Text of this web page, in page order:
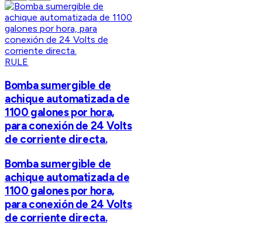
RULE
Bomba sumergible de
achique automatizada de
1100 galones por hora,
para conexión de 24 Volts
de corriente directa.
Bomba sumergible de
achique automatizada de
1100 galones por hora,
para conexión de 24 Volts
de corriente directa.